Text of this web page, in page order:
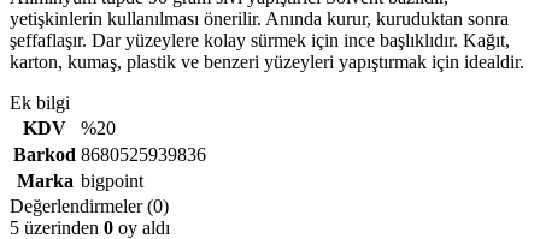
yetişkinlerin kullanılması önerilir. Anında kurur, kuruduktan sonra
şeffaflaşır. Dar yüzeylere kolay sürmek için ince başlıklıdır. Kağıt,
karton, kumaş, plastik ve benzeri yüzeyleri yapıştırmak için idealdir.
Ek bilgi
KDV
%20
Barkod 8680525939836
Marka bigpoint
Değerlendirmeler (0)
5 üzerinden 0 oy aldı